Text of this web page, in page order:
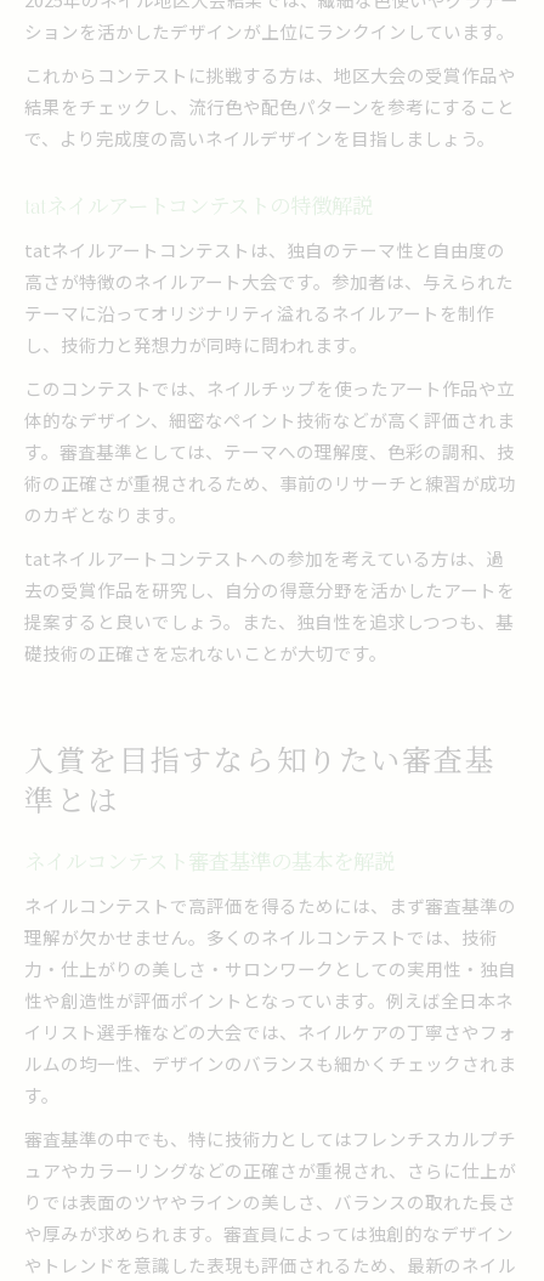
ションを活かしたデザインが上位にランクインしています。
これからコンテストに挑戦する方は、地区大会の受賞作品や
結果をチェックし、流行色や配色パターンを参考にすること
で、より完成度の高いネイルデザインを目指しましょう。
tatネイルアートコンテストの特徴解説
tatネイルアートコンテストは、独自のテーマ性と自由度の
高さが特徴のネイルアート大会です。参加者は、与えられた
テーマに沿ってオリジナリティ溢れるネイルアートを制作
し、技術力と発想力が同時に問われます。
このコンテストでは、ネイルチップを使ったアート作品や立
体的なデザイン、細密なペイント技術などが高く評価されま
す。審査基準としては、テーマへの理解度、色彩の調和、技
術の正確さが重視されるため、事前のリサーチと練習が成功
のカギとなります。
tatネイルアートコンテストへの参加を考えている方は、過
去の受賞作品を研究し、自分の得意分野を活かしたアートを
提案すると良いでしょう。また、独自性を追求しつつも、基
礎技術の正確さを忘れないことが大切です。
入賞を目指すなら知りたい審査基
準とは
ネイルコンテスト審査基準の基本を解説
ネイルコンテストで高評価を得るためには、まず審査基準の
理解が欠かせません。多くのネイルコンテストでは、技術
力・仕上がりの美しさ・サロンワークとしての実用性・独自
性や創造性が評価ポイントとなっています。例えば全日本ネ
イリスト選手権などの大会では、ネイルケアの丁寧さやフォ
ルムの均一性、デザインのバランスも細かくチェックされま
す。
審査基準の中でも、特に技術力としてはフレンチスカルプチ
ュアやカラーリングなどの正確さが重視され、さらに仕上が
りでは表面のツヤやラインの美しさ、バランスの取れた長さ
や厚みが求められます。審査員によっては独創的なデザイン
やトレンドを意識した表現も評価されるため、最新のネイル